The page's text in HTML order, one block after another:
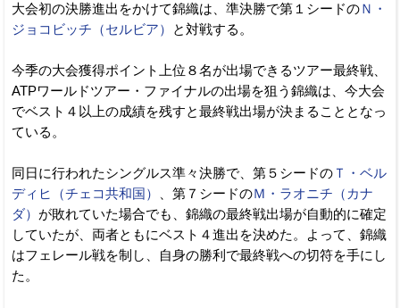
大会初の決勝進出をかけて錦織は、準決勝で第１シードのＮ・
ジョコビッチ（セルビア）
と対戦する。
今季の大会獲得ポイント上位８名が出場できるツアー最終戦、
ATPワールドツアー・ファイナルの出場を狙う錦織は、今大会
でベスト４以上の成績を残すと最終戦出場が決まることとなっ
ている。
同日に行われたシングルス準々決勝で、第５シードの Ｔ・ベル
ディヒ（チェコ共和国）
、第７シードのＭ・ラオニチ（カナ
ダ） が敗れていた場合でも、錦織の最終戦出場が自動的に確定
していたが、両者ともにベスト４進出を決めた。よって、錦織
はフェレール戦を制し、自身の勝利で最終戦への切符を手にし
た。